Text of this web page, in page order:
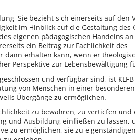
Sie bezieht sich einerseits auf den
im Hinblick auf die Gestaltung des
eigenen pädagogischen Handelns
ein Beitrag zur Fachlichkeit des
dann erhalten kann, wenn er
Perspektive zur Lebensbewältigung
und verfügbar sind, ist
von Menschen in einer
Übergänge zu ermöglichen.
zu bewahren, zu vertiefen und
und Ausbildung einfließen zu lassen,
zu ermöglichen, sie zu